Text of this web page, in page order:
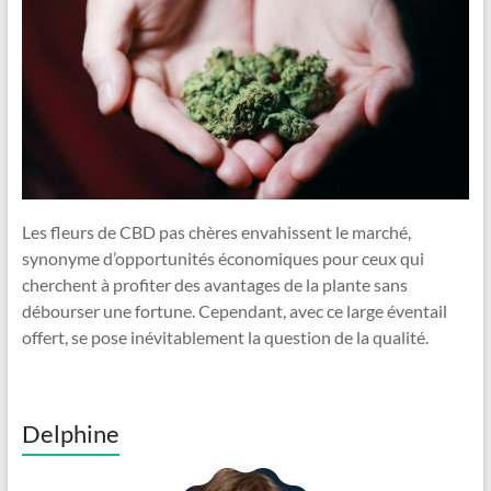
Les fleurs de CBD pas chères envahissent le marché,
synonyme d’opportunités économiques pour ceux qui
cherchent à profiter des avantages de la plante sans
débourser une fortune. Cependant, avec ce large éventail
offert, se pose inévitablement la question de la qualité.
Delphine